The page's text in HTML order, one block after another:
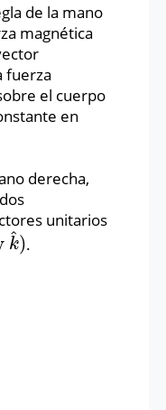
de la mano
magnética
fuerza
el cuerpo
en
derecha,
unitarios
k
^)
k ^) .